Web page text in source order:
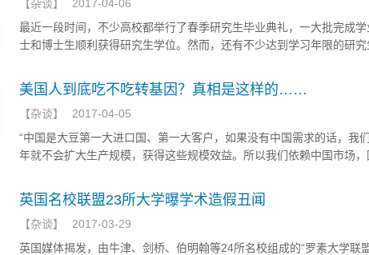
【杂谈】
2017-04-06
最近一段时间，不少高校都举行了春季研究生毕业典礼，一大批完成学
士和博士生顺利获得研究生学位。然而，还有不少达到学习年限的研
美国人到底吃不吃转基因？真相是这样的……
【杂谈】
2017-04-05
“中国是大豆第一大进口国、第一大客户，如果没有中国需求的话，我
年就不会扩大生产规模，获得这些规模效益。所以我们依赖中国市场，
大豆种植者联盟访华团成员、美国的豆农，同时也是美国大豆出口协会
姆？米勒在回应有关中国大豆高度依赖进口的隐患时说，国际大豆种植
代表团此行目的是为了更好地服务中国市场，绝没有控制对华出口的意
英国名校联盟23所大学曝学术造假丑闻
【杂谈】
2017-03-29
英国媒体揭发，由牛津、剑桥、伯明翰等24所名校组成的“罗素大学联盟